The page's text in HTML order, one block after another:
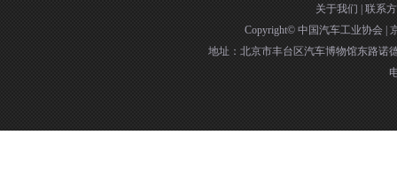
关于我们
联系
Copyright© 中国汽车工业协会
地址：北京市丰台区汽车博物馆东路诺